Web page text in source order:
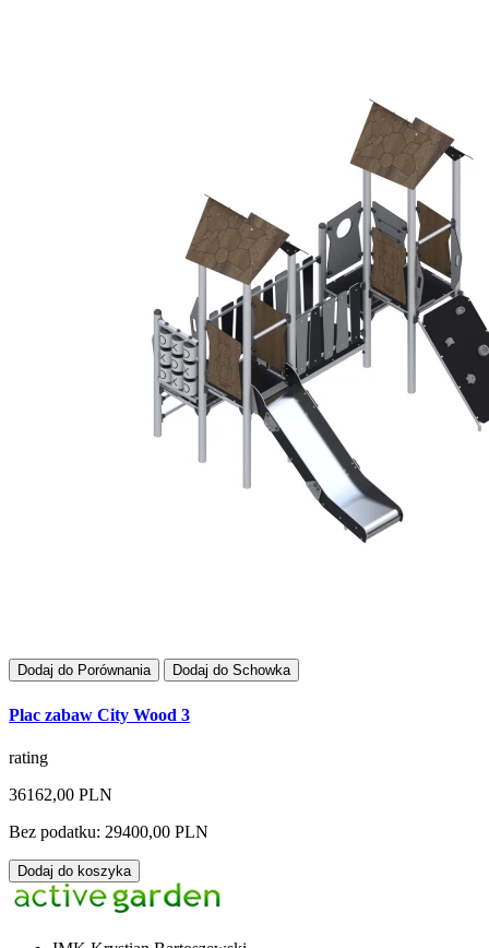
Dodaj do Porównania Dodaj do Schowka
Plac zabaw City Wood 3
rating
36162,00 PLN
Bez podatku: 29400,00 PLN
Dodaj do koszyka